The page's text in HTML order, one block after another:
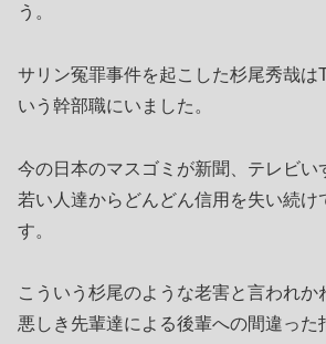
う。
サリン冤罪事件を起こした杉尾秀哉は
いう幹部職にいました。
今の日本のマスゴミが新聞、テレビい
若い人達からどんどん信用を失い続け
す。
こういう杉尾のような老害と言われか
悪しき先輩達による後輩への間違った